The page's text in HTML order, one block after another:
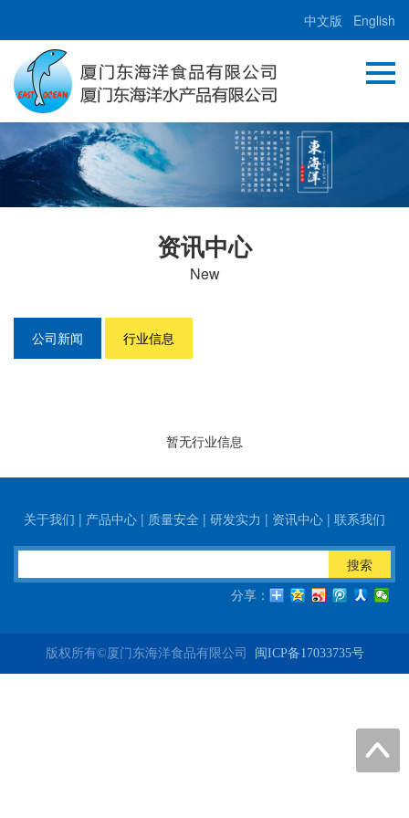
中文版 English
资讯中心
New
公司新闻 行业信息
暂无行业信息
关于我们 | 产品中心 | 质量安全 | 研发实力 | 资讯中心 | 联系我们
搜索
分享：
版权所有©厦门东海洋食品有限公司 闽ICP备17033735号